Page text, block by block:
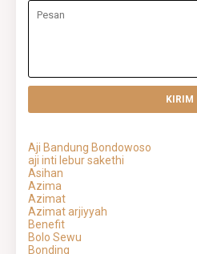
Aji Bandung Bondowoso
aji inti lebur sakethi
Asihan
Azima
Azimat
Azimat arjiyyah
Benefit
Bolo Sewu
Bonding